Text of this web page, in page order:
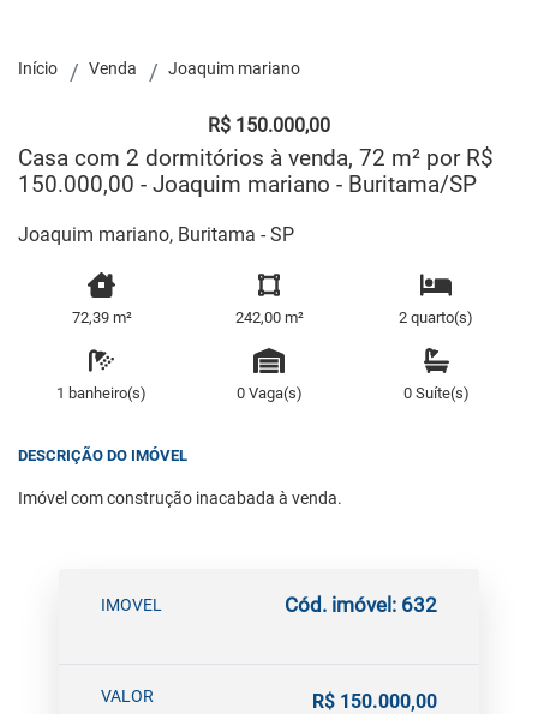
Início Venda Joaquim mariano
R$ 150.000,00
Casa com 2 dormitórios à venda, 72 m² por R$
150.000,00 - Joaquim mariano - Buritama/SP
Joaquim mariano, Buritama - SP
72,39 m² 242,00 m² 2 quarto(s)
1 banheiro(s) 0 Vaga(s) 0 Suíte(s)
DESCRIÇÃO DO IMÓVEL
Imóvel com construção inacabada à venda.
IMOVEL Cód. imóvel: 632
VALOR R$ 150.000,00